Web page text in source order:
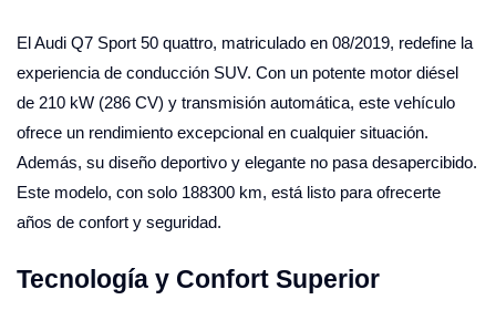
El Audi Q7 Sport 50 quattro, matriculado en 08/2019, redefine la
experiencia de conducción SUV. Con un potente motor diésel
de 210 kW (286 CV) y transmisión automática, este vehículo
ofrece un rendimiento excepcional en cualquier situación.
Además, su diseño deportivo y elegante no pasa desapercibido.
Este modelo, con solo 188300 km, está listo para ofrecerte
años de confort y seguridad.
Tecnología y Confort Superior